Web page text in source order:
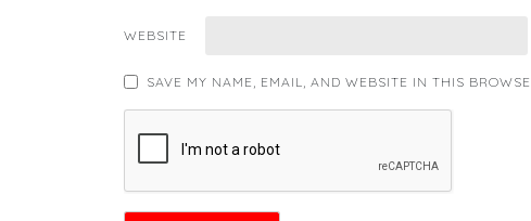
WEBSITE
SAVE MY NAME, EMAIL, AND WEBSITE IN THIS